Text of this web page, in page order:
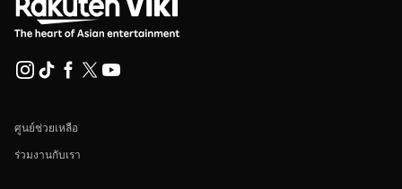
ศูนย์ช่วยเหลือ
ร่วมงานกับเรา